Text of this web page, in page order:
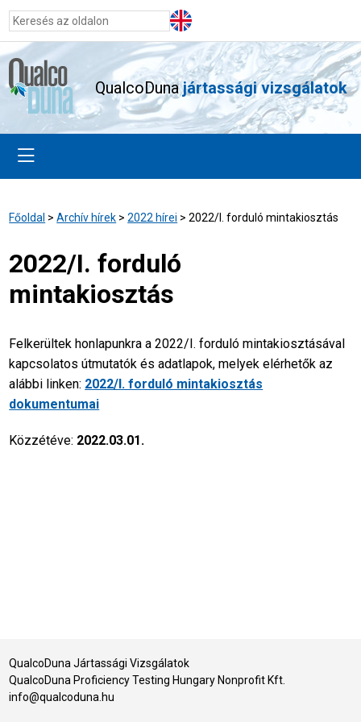
QualcoDunajártassági vizsgálatok
Főoldal > Archív hírek > 2022 hírei > 2022/I. forduló mintakiosztás
2022/I. forduló
mintakiosztás
Felkerültek honlapunkra a 2022/I. forduló mintakiosztásával
kapcsolatos útmutatók és adatlapok, melyek elérhetők az
alábbi linken: 2022/I. forduló mintakiosztás
dokumentumai
Közzétéve: 2022.03.01.
QualcoDuna Jártassági Vizsgálatok
QualcoDuna Proficiency Testing Hungary Nonprofit Kft.
info@qualcoduna.hu